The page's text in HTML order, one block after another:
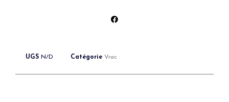
UGS N/D Catégorie Vrac